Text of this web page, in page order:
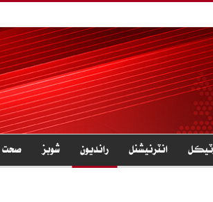
انٽرنيشنل رانديون شوبز صحت